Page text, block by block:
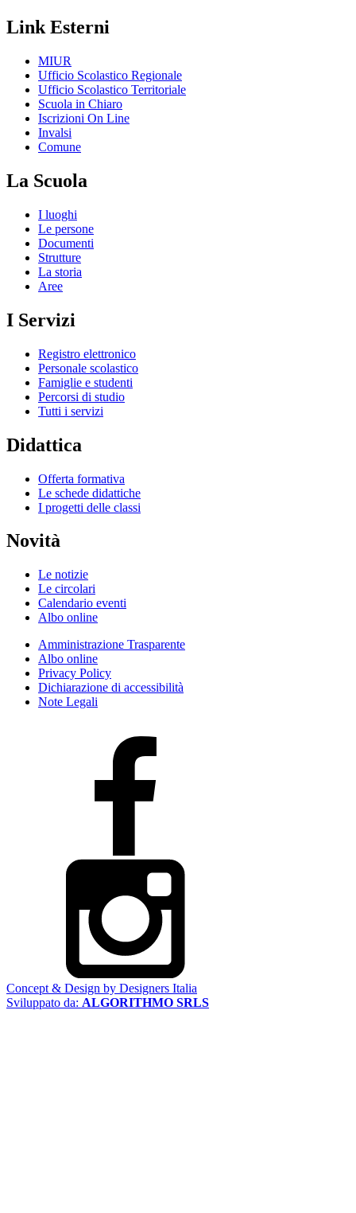
Link Esterni
MIUR
Ufficio Scolastico Regionale
Ufficio Scolastico Territoriale
Scuola in Chiaro
Iscrizioni On Line
Invalsi
Comune
La Scuola
I luoghi
Le persone
Documenti
Strutture
La storia
Aree
I Servizi
Registro elettronico
Personale scolastico
Famiglie e studenti
Percorsi di studio
Tutti i servizi
Didattica
Offerta formativa
Le schede didattiche
I progetti delle classi
Novità
Le notizie
Le circolari
Calendario eventi
Albo online
Amministrazione Trasparente
Albo online
Privacy Policy
Dichiarazione di accessibilità
Note Legali
Concept & Design by Designers Italia
Sviluppato da: ALGORITHMO SRLS